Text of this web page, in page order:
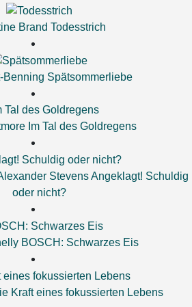
Brand Todesstrich
Benning Spätsommerliebe
Im Tal des Goldregens
Stevens Angeklagt! Schuldig
oder nicht?
BOSCH: Schwarzes Eis
Kraft eines fokussierten Lebens